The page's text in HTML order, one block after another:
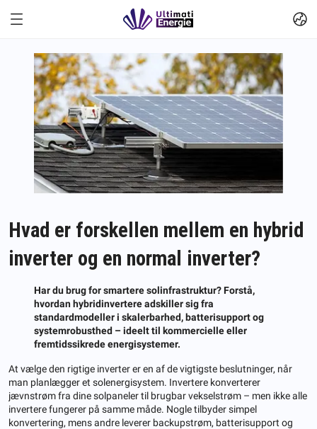
Hvad er forskellen mellem en hybrid
inverter og en normal inverter?
Har du brug for smartere solinfrastruktur? Forstå,
hvordan hybridinvertere adskiller sig fra
standardmodeller i skalerbarhed, batterisupport og
systemrobusthed – ideelt til kommercielle eller
fremtidssikrede energisystemer.
At vælge den rigtige inverter er en af de vigtigste beslutninger, når
man planlægger et solenergisystem. Invertere konverterer
jævnstrøm fra dine solpaneler til brugbar vekselstrøm – men ikke alle
invertere fungerer på samme måde. Nogle tilbyder simpel
konvertering, mens andre leverer backupstrøm, batterisupport og